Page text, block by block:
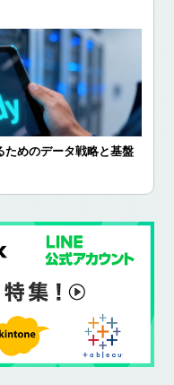
めのデータ戦略と基盤